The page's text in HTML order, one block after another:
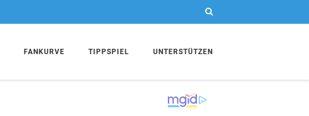
FANKURVE TIPPSPIEL UNTERSTÜTZEN